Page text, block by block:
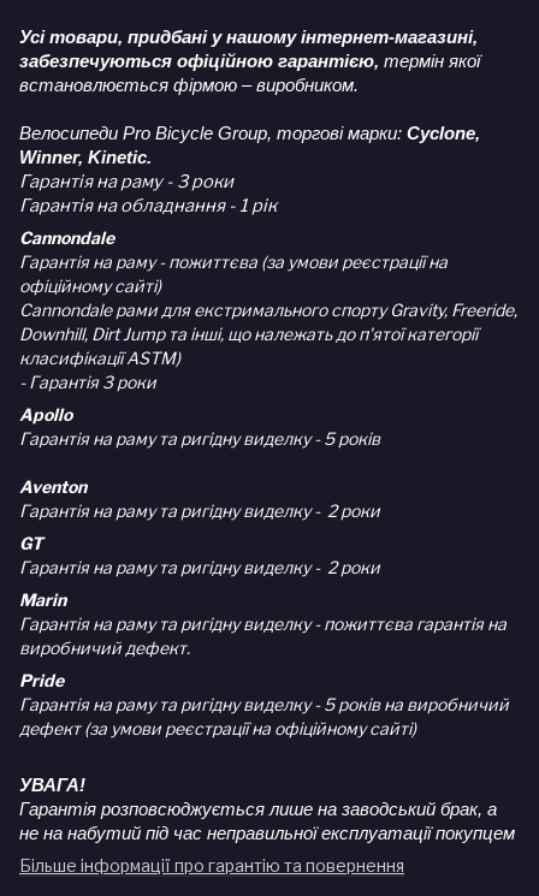
Усі товари, придбані у нашому інтернет-магазині,
забезпечуються офіційною гарантією, термін якої
встановлюється фірмою – виробником.
Велосипеди Pro Bicycle Group, торгові марки: Cyclone,
Winner, Kinetic.
Гарантія на раму - 3 роки
Гарантія на обладнання - 1 рік
Cannondale
Гарантія на раму - пожиттєва (за умови реєстрації на
офіційному сайті)
Cannondale рами для екстримального спорту Gravity, Freeride,
Downhill, Dirt Jump та інші, що належать до п'ятої категорії
класифікації ASTM)
- Гарантія 3 роки
Apollo
Гарантія на раму та ригідну виделку - 5 років
Aventon
Гарантія на раму та ригідну виделку - 2 роки
GT
Гарантія на раму та ригідну виделку - 2 роки
Marin
Гарантія на раму та ригідну виделку - пожиттєва гарантія на
виробничий дефект.
Pride
Гарантія на раму та ригідну виделку - 5 років на виробничий
дефект (за умови реєстрації на офіційному сайті)
УВАГА!
Гарантія розповсюджується лише на заводський брак, а
не на набутий під час неправильної експлуатації покупцем
Більше інформації про гарантію та повернення